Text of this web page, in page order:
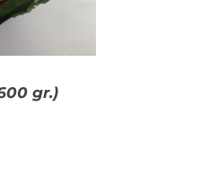
gr.)